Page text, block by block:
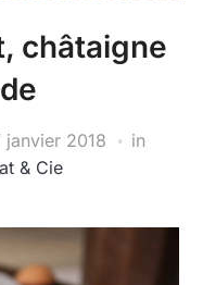
châtaigne
janvier 2018
in
& Cie